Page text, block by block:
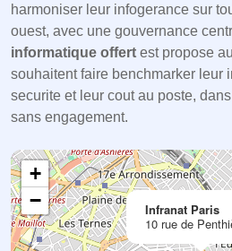
harmoniser leur infogerance sur
ouest, avec une gouvernance
informatique offert est propose
souhaitent faire benchmarker leur
securite et leur cout au poste,
sans engagement.
Infranat Paris
10 rue de
+
−